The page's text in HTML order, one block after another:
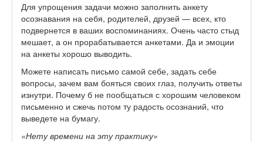
Для упрощения задачи можно заполнить анкету
осознавания на себя, родителей, друзей — всех, кто
подвернется в ваших воспоминаниях. Очень часто стыд
мешает, а он прорабатывается анкетами. Да и эмоции
на анкеты хорошо выводить.
Можете написать письмо самой себе, задать себе
вопросы, зачем вам бояться своих глаз, получить ответы
изнутри. Почему б не пообщаться с хорошим человеком
письменно и сжечь потом ту радость осознаний, что
выведете на бумагу.
«Нету времени на эту практику»